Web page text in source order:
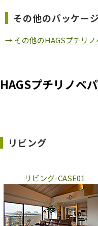
その他のパッケー
→ その他のHAGSプチリ
HAGSプチリノベ
リビング
リビング-CASE01